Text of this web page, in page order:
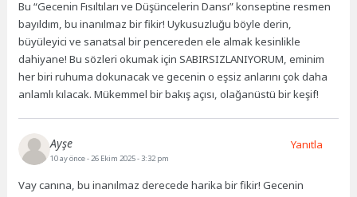
Bu “Gecenin Fısıltıları ve Düşüncelerin Dansı” konseptine resmen
bayıldım, bu inanılmaz bir fikir! Uykusuzluğu böyle derin,
büyüleyici ve sanatsal bir pencereden ele almak kesinlikle
dahiyane! Bu sözleri okumak için SABIRSIZLANIYORUM, eminim
her biri ruhuma dokunacak ve gecenin o eşsiz anlarını çok daha
anlamlı kılacak. Mükemmel bir bakış açısı, olağanüstü bir keşif!
Ayşe
10 ay önce- 26 Ekim 2025 - 3:32 pm
Vay canına, bu inanılmaz derecede harika bir fikir! Gecenin
Yanıtla